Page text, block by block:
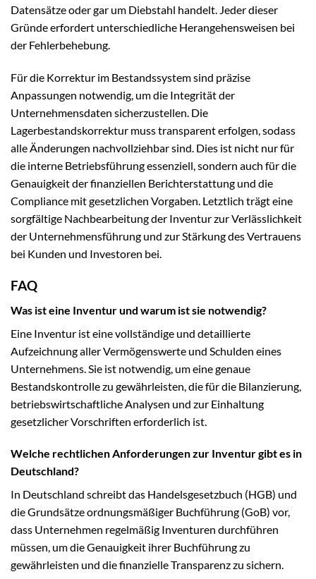
Datensätze oder gar um Diebstahl handelt. Jeder dieser
Gründe erfordert unterschiedliche Herangehensweisen bei
der Fehlerbehebung.
Für die Korrektur im Bestandssystem sind präzise
Anpassungen notwendig, um die Integrität der
Unternehmensdaten sicherzustellen. Die
Lagerbestandskorrektur muss transparent erfolgen, sodass
alle Änderungen nachvollziehbar sind. Dies ist nicht nur für
die interne Betriebsführung essenziell, sondern auch für die
Genauigkeit der finanziellen Berichterstattung und die
Compliance mit gesetzlichen Vorgaben. Letztlich trägt eine
sorgfältige Nachbearbeitung der Inventur zur Verlässlichkeit
der Unternehmensführung und zur Stärkung des Vertrauens
bei Kunden und Investoren bei.
FAQ
Was ist eine Inventur und warum ist sie notwendig?
Eine Inventur ist eine vollständige und detaillierte
Aufzeichnung aller Vermögenswerte und Schulden eines
Unternehmens. Sie ist notwendig, um eine genaue
Bestandskontrolle zu gewährleisten, die für die Bilanzierung,
betriebswirtschaftliche Analysen und zur Einhaltung
gesetzlicher Vorschriften erforderlich ist.
Welche rechtlichen Anforderungen zur Inventur gibt es in
Deutschland?
In Deutschland schreibt das Handelsgesetzbuch (HGB) und
die Grundsätze ordnungsmäßiger Buchführung (GoB) vor,
dass Unternehmen regelmäßig Inventuren durchführen
müssen, um die Genauigkeit ihrer Buchführung zu
gewährleisten und die finanzielle Transparenz zu sichern.